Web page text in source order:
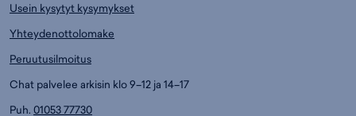
Usein kysytyt kysymykset
Yhteydenottolomake
Peruutusilmoitus
Chat palvelee arkisin klo 9–12 ja 14–17
Puh. 01053 77730